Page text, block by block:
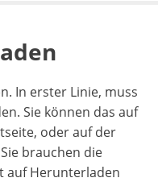
In erster Linie, muss
Sie können das auf
oder auf der
brauchen die
auf Herunterladen